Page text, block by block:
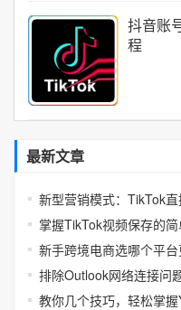
抖音账
程
最新文章
新型营销模式：TikTok
掌握TikTok视频保存的
排除Outlook网络连接问
教你几个技巧，轻松掌握